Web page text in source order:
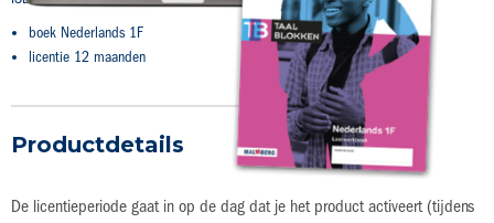
boek Nederlands 1F
licentie 12 maanden
gallerij
Productdetails
De licentieperiode gaat in op de dag dat je het product activeert (tijdens